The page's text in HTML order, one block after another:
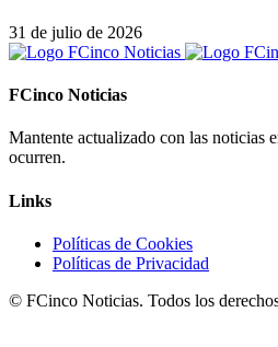
31 de julio de 2026
FCinco Noticias
Mantente actualizado con las noticias
ocurren.
Links
Políticas de Cookies
Políticas de Privacidad
© FCinco Noticias. Todos los